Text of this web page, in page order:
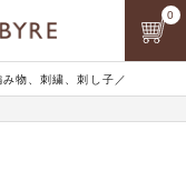
物、刺繍、刺し子／
0